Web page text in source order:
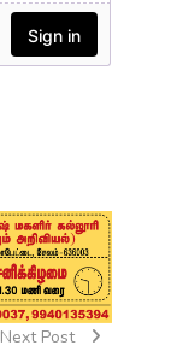
Next Post